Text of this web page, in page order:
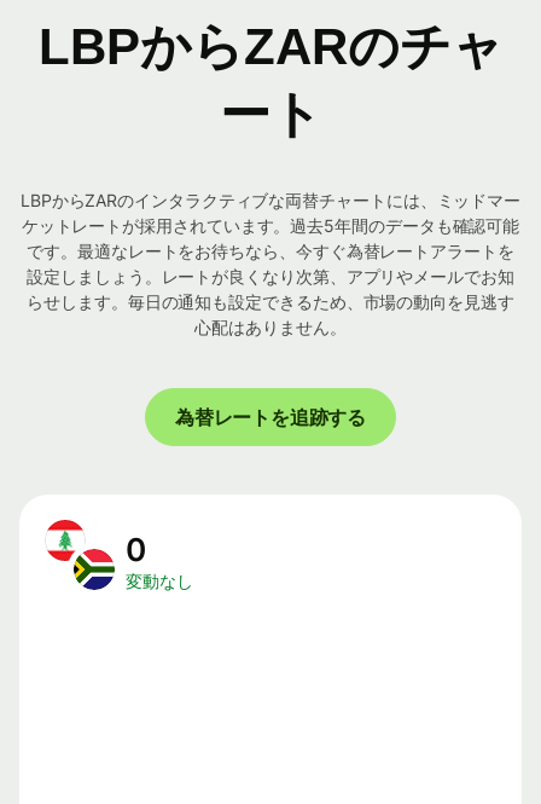
LBPからZARのチャ
ート
LBPからZARのインタラクティブな両替チャートには、ミッドマー
ケットレートが採用されています。過去5年間のデータも確認可能
です。最適なレートをお待ちなら、今すぐ為替レートアラートを
設定しましょう。レートが良くなり次第、アプリやメールでお知
らせします。毎日の通知も設定できるため、市場の動向を見逃す
心配はありません。
為替レートを追跡する
0
変動なし